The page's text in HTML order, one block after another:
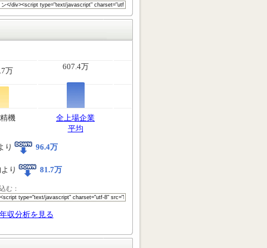
万 607.4万
機
全上場企業
平均
り 96.4万
り 81.7万
む：
収分析を見る